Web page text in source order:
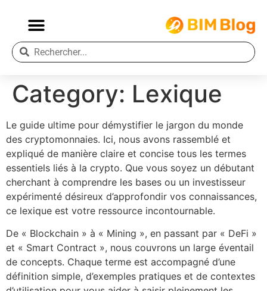
Category: Lexique
Le guide ultime pour démystifier le jargon du monde
des cryptomonnaies. Ici, nous avons rassemblé et
expliqué de manière claire et concise tous les termes
essentiels liés à la crypto. Que vous soyez un débutant
cherchant à comprendre les bases ou un investisseur
expérimenté désireux d’approfondir vos connaissances,
ce lexique est votre ressource incontournable.
De « Blockchain » à « Mining », en passant par « DeFi »
et « Smart Contract », nous couvrons un large éventail
de concepts. Chaque terme est accompagné d’une
définition simple, d’exemples pratiques et de contextes